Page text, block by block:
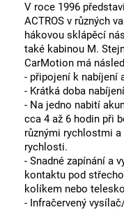
V roce 1996
ACTROS v různých
hákovou sklápěcí
také kabinou M.
CarMotion má
- připojení k nabíjení
- Krátká doba
- Na jedno nabití
cca 4 až 6 hodin při
různými rychlostmi
rychlosti.
- Snadné zapínání a
kontaktu pod
kolíkem nebo
- Infračervený